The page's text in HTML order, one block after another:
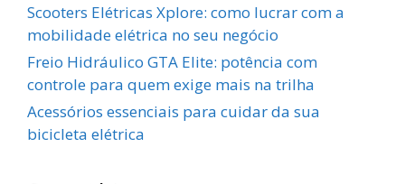
Scooters Elétricas Xplore: como lucrar com a
mobilidade elétrica no seu negócio
Freio Hidráulico GTA Elite: potência com
controle para quem exige mais na trilha
Acessórios essenciais para cuidar da sua
bicicleta elétrica